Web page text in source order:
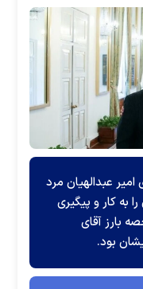
عبدالهیان مرد
به کار و پیگیری
بارز آقای
بود.